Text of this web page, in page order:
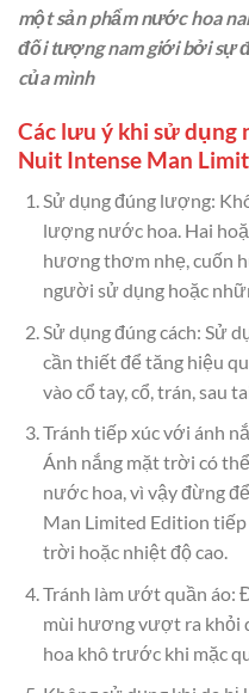
một sản phẩm nước hoa
đối tượng nam giới bởi sự
của mình
Các lưu ý khi sử dụng
Nuit Intense Man
Sử dụng đúng lượng:
lượng nước hoa. Hai
hương thơm nhẹ, cuốn
người sử dụng hoặc
Sử dụng đúng cách: Sử
cần thiết để tăng hiệu
vào cổ tay, cổ, trán, sau
Tránh tiếp xúc với ánh
Ánh nắng mặt trời có
nước hoa, vì vậy đừng
Man Limited Edition
trời hoặc nhiệt độ cao.
Tránh làm ướt quần áo:
mùi hương vượt ra khỏi
hoa khô trước khi mặc